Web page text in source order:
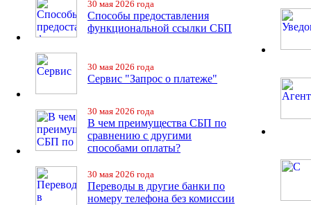
30 мая 2026 года
Способы предоставления
функциональной ссылки СБП
30 мая 2026 года
Сервис "Запрос о платеже"
30 мая 2026 года
В чем преимущества СБП по
сравнению с другими
способами оплаты?
30 мая 2026 года
Переводы в другие банки по
номеру телефона без комиссии